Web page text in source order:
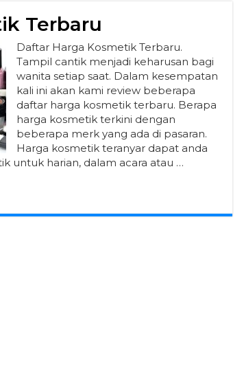
Terbaru
Daftar Harga Kosmetik Terbaru.
Tampil cantik menjadi keharusan bagi
wanita setiap saat. Dalam kesempatan
kali ini akan kami review beberapa
daftar harga kosmetik terbaru. Berapa
harga kosmetik terkini dengan
beberapa merk yang ada di pasaran.
Harga kosmetik teranyar dapat anda
untuk harian, dalam acara atau …